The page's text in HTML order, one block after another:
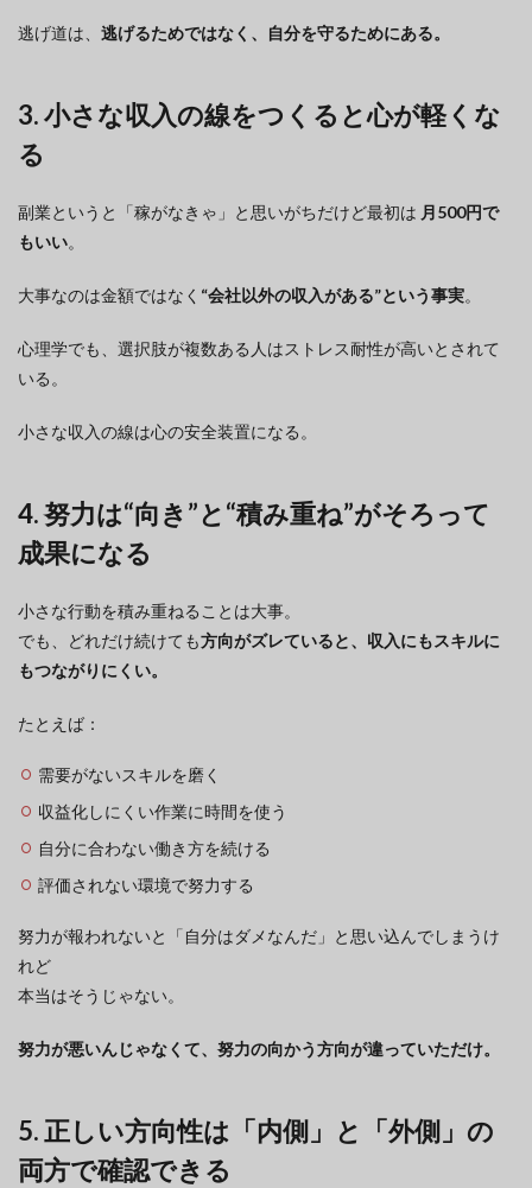
逃げ道は、 逃げるためではなく、自分を守るためにある。
3. 小さな収入の線をつくると心が軽くな
る
副業というと「稼がなきゃ」と思いがちだけど最初は 月500円で
もいい。
大事なのは金額ではなく “会社以外の収入がある”という事実。
心理学でも、選択肢が複数ある人はストレス耐性が高いとされて
いる。
小さな収入の線は心の安全装置になる。
4. 努力は“向き”と“積み重ね”がそろって
成果になる
小さな行動を積み重ねることは大事。
でも、どれだけ続けても方向がズレていると、収入にもスキルに
もつながりにくい。
たとえば：
需要がないスキルを磨く
収益化しにくい作業に時間を使う
自分に合わない働き方を続ける
評価されない環境で努力する
努力が報われないと「自分はダメなんだ」と思い込んでしまうけ
れど
本当はそうじゃない。
努力が悪いんじゃなくて、努力の向かう方向が違っていただけ。
5. 正しい方向性は「内側」と「外側」の
両方で確認できる